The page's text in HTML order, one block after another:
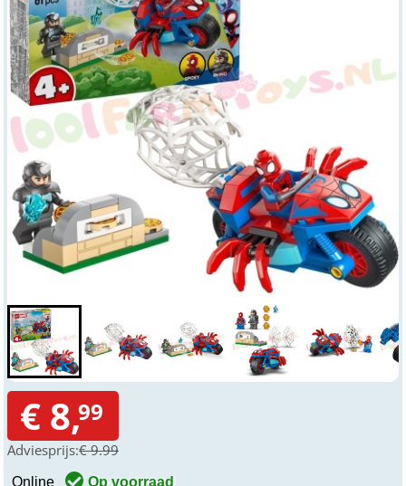
€ 8,99
Adviesprijs:€ 9.99
Online Op voorraad